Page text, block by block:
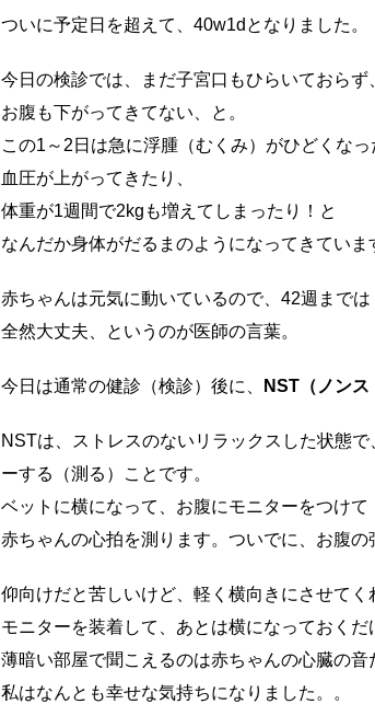
ついに予定日を超えて、40w1dとなりました。
今日の検診では、まだ子宮口もひらいておらず
お腹も下がってきてない、と。
この1～2日は急に浮腫（むくみ）がひどくなっ
血圧が上がってきたり、
体重が1週間で2kgも増えてしまったり！と
なんだか身体がだるまのようになってきていま
赤ちゃんは元気に動いているので、42週までは
全然大丈夫、というのが医師の言葉。
今日は通常の健診（検診）後に、 NST（ノンス
NSTは、ストレスのないリラックスした状態
ーする（測る）ことです。
ベットに横になって、お腹にモニターをつけて
赤ちゃんの心拍を測ります。ついでに、お腹の
仰向けだと苦しいけど、軽く横向きにさせてく
モニターを装着して、あとは横になっておくだ
薄暗い部屋で聞こえるのは赤ちゃんの心臓の音
私はなんとも幸せな気持ちになりました。。